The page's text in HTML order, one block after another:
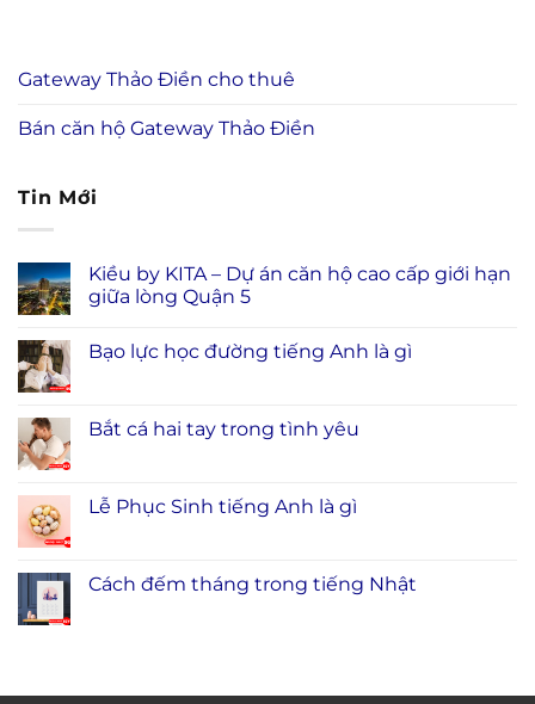
Gateway Thảo Điền cho thuê
Bán căn hộ Gateway Thảo Điền
Tin Mới
Kiều by KITA – Dự án căn hộ cao cấp giới hạn
giữa lòng Quận 5
Bạo lực học đường tiếng Anh là gì
Bắt cá hai tay trong tình yêu
Lễ Phục Sinh tiếng Anh là gì
Cách đếm tháng trong tiếng Nhật